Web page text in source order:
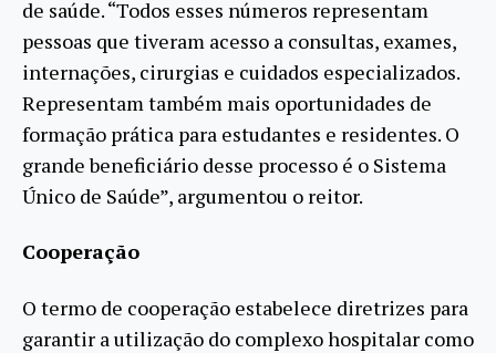
de saúde. “Todos esses números representam
pessoas que tiveram acesso a consultas, exames,
internações, cirurgias e cuidados especializados.
Representam também mais oportunidades de
formação prática para estudantes e residentes. O
grande beneficiário desse processo é o Sistema
Único de Saúde”, argumentou o reitor.
Cooperação
O termo de cooperação estabelece diretrizes para
garantir a utilização do complexo hospitalar como